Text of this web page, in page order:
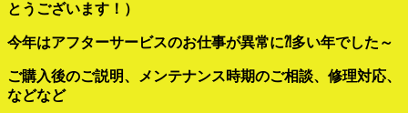
とうございます！）
今年はアフターサービスのお仕事が異常に⁈多い年でした～
ご購入後のご説明、メンテナンス時期のご相談、修理対応、
などなど